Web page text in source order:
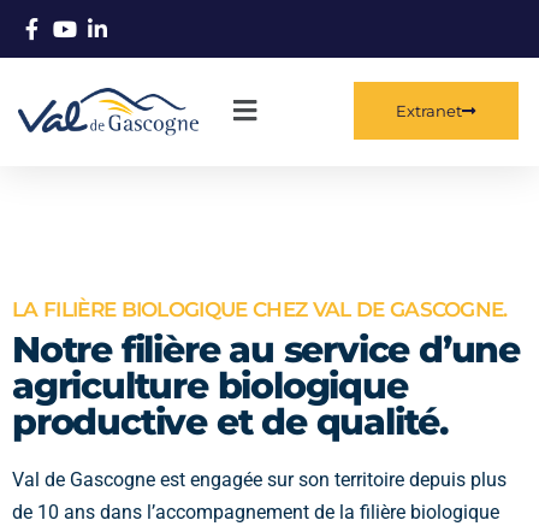
Extranet
LA FILIÈRE BIOLOGIQUE CHEZ VAL DE GASCOGNE.
Notre filière au service d’une
agriculture biologique
productive et de qualité.
Val de Gascogne est engagée sur son territoire depuis plus
de 10 ans dans l’accompagnement de la filière biologique